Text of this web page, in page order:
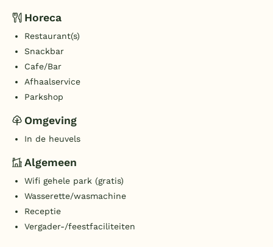
Horeca
Restaurant(s)
Snackbar
Cafe/Bar
Afhaalservice
Parkshop
Omgeving
In de heuvels
Algemeen
Wifi gehele park (gratis)
Wasserette/wasmachine
Receptie
Vergader-/feestfaciliteiten